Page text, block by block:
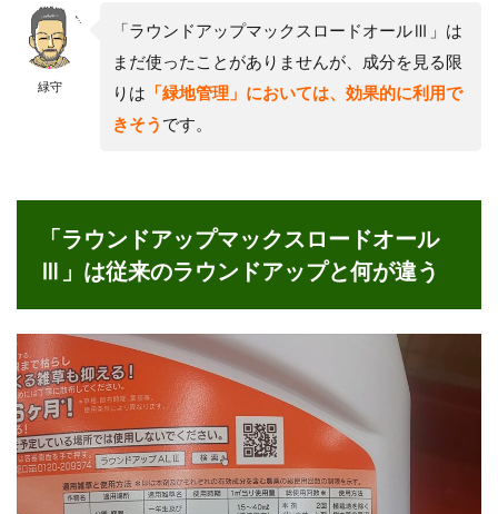
緑守
「ラウンドアップマックスロードオールⅢ」は
まだ使ったことがありませんが、成分を見る限
りは 「緑地管理」においては、効果的に利用で
きそう です。
「ラウンドアップマックスロードオール
Ⅲ」は従来のラウンドアップと何が違う